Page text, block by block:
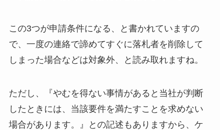
この3つが申請条件になる、と書かれていますの
で、一度の連絡で諦めてすぐに落札者を削除して
しまった場合などは対象外、と読み取れますね。
ただし、『やむを得ない事情があると当社が判断
したときには、当該要件を満たすことを求めない
場合があります。』との記述もありますから、ケ